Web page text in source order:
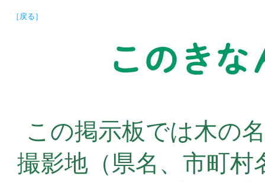
［戻る］
この掲示板では木の
撮影地（県名、市町村